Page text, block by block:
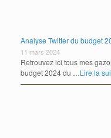
Analyse Twitter du budget
11 mars 2024
Retrouvez ici tous mes
budget 2024 du …Lire la